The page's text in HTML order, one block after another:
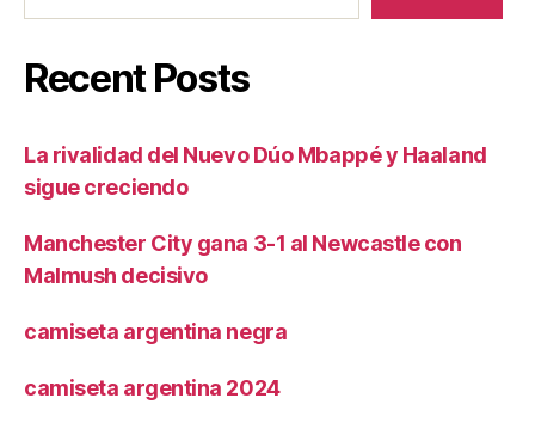
Recent Posts
La rivalidad del Nuevo Dúo Mbappé y Haaland
sigue creciendo
Manchester City gana 3-1 al Newcastle con
Malmush decisivo
camiseta argentina negra
camiseta argentina 2024